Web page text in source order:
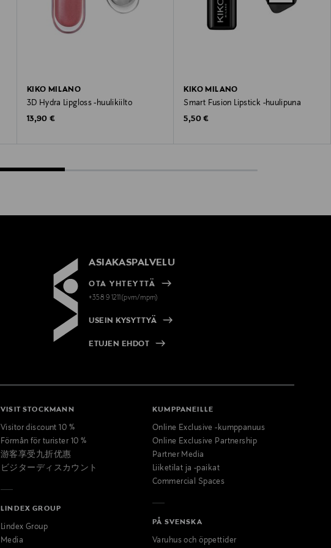
KIKO MILANO
3D Hydra Lipgloss -huulikiilto
Original Price
13,90 €
KIKO MILANO
Smart Fusion Lipstick -huulipuna
Original Price
5,50 €
ASIAKASPALVELU
OTA YHTEYTTÄ
+358 9 1211(pvm/mpm)
USEIN KYSYTTYÄ
ETUJEN EHDOT
VISIT STOCKMANN
Visitor discount 10 %
Förmån för turister 10 %
游客享受九折优惠
ビジターディスカウント
LINDEX GROUP
Lindex Group
Media
KUMPPANEILLE
Online Exclusive -kumppanuus
Online Exclusive Partnership
Partner Media
Liiketilat ja -paikat
Commercial Spaces
PÅ SVENSKA
Varuhus och öppettider